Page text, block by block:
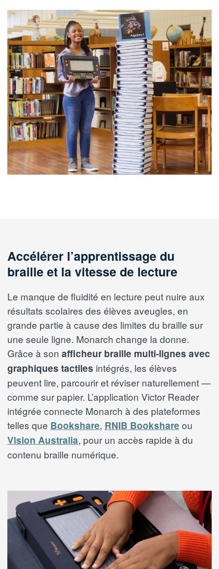
Accélérer l’apprentissage du
braille et la vitesse de lecture
Le manque de fluidité en lecture peut nuire aux
résultats scolaires des élèves aveugles, en
grande partie à cause des limites du braille sur
une seule ligne. Monarch change la donne.
Grâce à son afficheur braille multi-lignes avec
graphiques tactiles intégrés, les élèves
peuvent lire, parcourir et réviser naturellement —
comme sur papier. L’application Victor Reader
intégrée connecte Monarch à des plateformes
telles que Bookshare, RNIB Bookshare ou
Vision Australia, pour un accès rapide à du
contenu braille numérique.